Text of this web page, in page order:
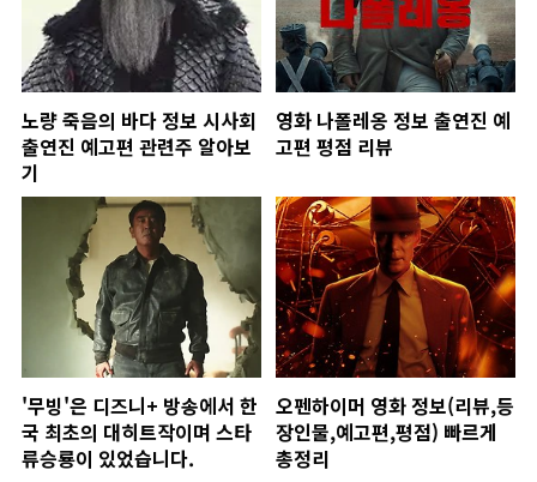
노량 죽음의 바다 정보 시사회
출연진 예고편 관련주 알아보
기
영화 나폴레옹 정보 출연진 예
고편 평점 리뷰
'무빙'은 디즈니+ 방송에서 한
국 최초의 대히트작이며 스타
류승룡이 있었습니다.
오펜하이머 영화 정보(리뷰,등
장인물,예고편,평점) 빠르게
총정리